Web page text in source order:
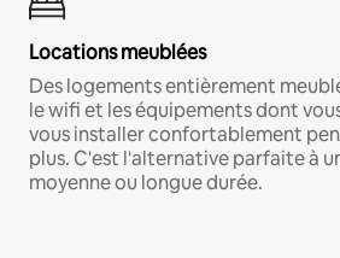
Locations meublées
Des logements entièrement
le wifi et les équipements dont
vous installer confortablement
plus. C'est l'alternative parfaite à
moyenne ou longue durée.